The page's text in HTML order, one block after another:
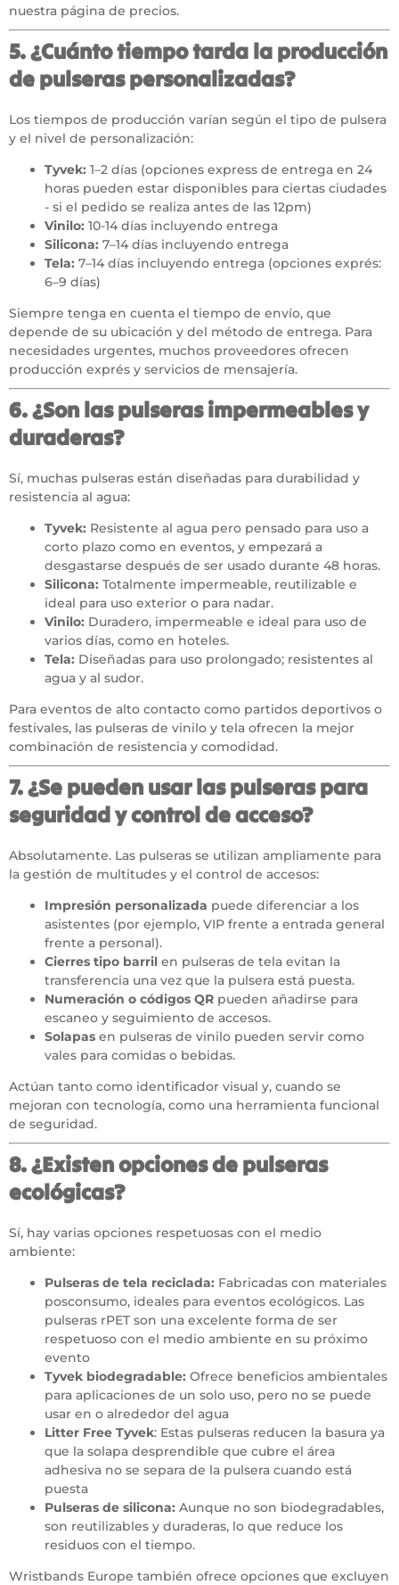
nuestra página de precios.
5. ¿Cuánto tiempo tarda la producción
de pulseras personalizadas?
Los tiempos de producción varían según el tipo de pulsera
y el nivel de personalización:
Tyvek: 1–2 días (opciones express de entrega en 24
horas pueden estar disponibles para ciertas ciudades
- si el pedido se realiza antes de las 12pm)
Vinilo: 10-14 días incluyendo entrega
Silicona: 7–14 días incluyendo entrega
Tela: 7–14 días incluyendo entrega (opciones exprés:
6–9 días)
Siempre tenga en cuenta el tiempo de envío, que
depende de su ubicación y del método de entrega. Para
necesidades urgentes, muchos proveedores ofrecen
producción exprés y servicios de mensajería.
6. ¿Son las pulseras impermeables y
duraderas?
Sí, muchas pulseras están diseñadas para durabilidad y
resistencia al agua:
Tyvek: Resistente al agua pero pensado para uso a
corto plazo como en eventos, y empezará a
desgastarse después de ser usado durante 48 horas.
Silicona: Totalmente impermeable, reutilizable e
ideal para uso exterior o para nadar.
Vinilo: Duradero, impermeable e ideal para uso de
varios días, como en hoteles.
Tela: Diseñadas para uso prolongado; resistentes al
agua y al sudor.
Para eventos de alto contacto como partidos deportivos o
festivales, las pulseras de vinilo y tela ofrecen la mejor
combinación de resistencia y comodidad.
7. ¿Se pueden usar las pulseras para
seguridad y control de acceso?
Absolutamente. Las pulseras se utilizan ampliamente para
la gestión de multitudes y el control de accesos:
Impresión personalizada puede diferenciar a los
asistentes (por ejemplo, VIP frente a entrada general
frente a personal).
Cierres tipo barril en pulseras de tela evitan la
transferencia una vez que la pulsera está puesta.
Numeración o códigos QR pueden añadirse para
escaneo y seguimiento de accesos.
Solapas en pulseras de vinilo pueden servir como
vales para comidas o bebidas.
Actúan tanto como identificador visual y, cuando se
mejoran con tecnología, como una herramienta funcional
de seguridad.
8. ¿Existen opciones de pulseras
ecológicas?
Sí, hay varias opciones respetuosas con el medio
ambiente:
Pulseras de tela reciclada: Fabricadas con materiales
posconsumo, ideales para eventos ecológicos. Las
pulseras rPET son una excelente forma de ser
respetuoso con el medio ambiente en su próximo
evento
Tyvek biodegradable: Ofrece beneficios ambientales
para aplicaciones de un solo uso, pero no se puede
usar en o alrededor del agua
Litter Free Tyvek: Estas pulseras reducen la basura ya
que la solapa desprendible que cubre el área
adhesiva no se separa de la pulsera cuando está
puesta
Pulseras de silicona: Aunque no son biodegradables,
son reutilizables y duraderas, lo que reduce los
residuos con el tiempo.
Wristbands Europe también ofrece opciones que excluyen